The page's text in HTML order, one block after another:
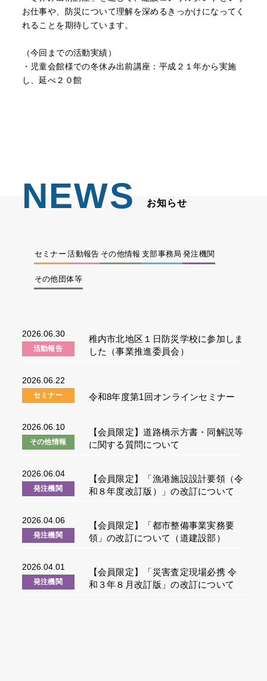
お仕事や、防災について理解を深めるきっかけになってく
れることを期待しています。
（今回までの活動実績）
・児童会館様での冬休み出前講座：平成２１年から実施
し、延べ２０館
NEWS お知らせ
セミナー 活動報告 その他情報 支部事務局 発注機関
その他団体等
2026.06.30
活動報告
稚内市北地区１日防災学校に参加しま
した（事業推進委員会）
2026.06.22
セミナー 令和8年度第1回オンラインセミナー
2026.06.10
その他情報
【会員限定】道路橋示方書・同解説等
に関する質問について
2026.06.04
発注機関
【会員限定】「漁港施設設計要領（令
和８年度改訂版）」の改訂について
2026.04.06
発注機関
【会員限定】「都市整備事業実務要
領」の改訂について（道建設部）
2026.04.01
発注機関
【会員限定】「災害査定現場必携 令
和３年８月改訂版」の改訂について